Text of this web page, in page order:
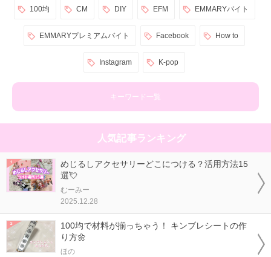
100均 CM DIY EFM EMMARYバイト
EMMARYプレミアムバイト Facebook How to
Instagram K-pop
キーワード一覧
人気記事ランキング
めじるしアクセサリーどこにつける？活用方法15
選💘
むーみー
2025.12.28
100均で材料が揃っちゃう！ キンブレシートの作
り方🌼
ほの